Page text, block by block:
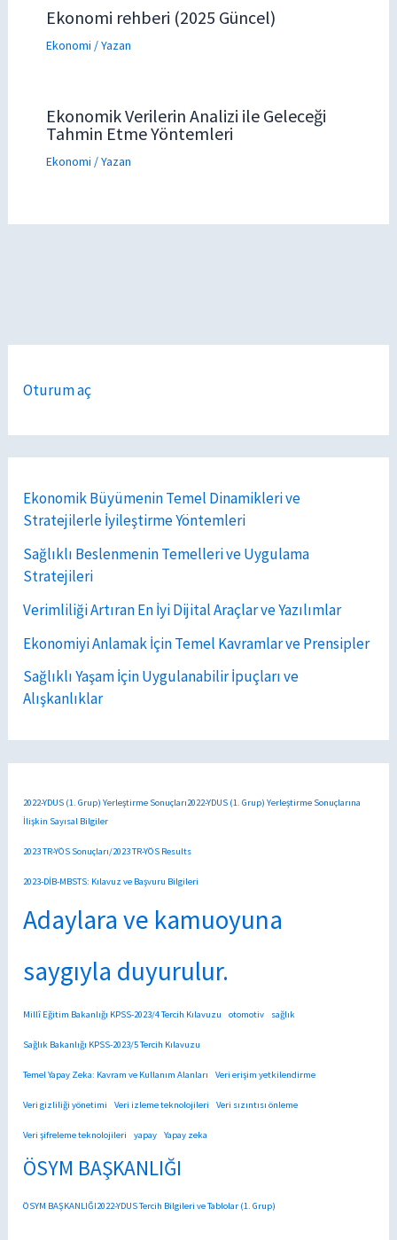
Ekonomi rehberi (2025 Güncel)
Ekonomi / Yazan
Ekonomik Verilerin Analizi ile Geleceği
Tahmin Etme Yöntemleri
Ekonomi / Yazan
Oturum aç
Ekonomik Büyümenin Temel Dinamikleri ve
Stratejilerle İyileştirme Yöntemleri
Sağlıklı Beslenmenin Temelleri ve Uygulama
Stratejileri
Verimliliği Artıran En İyi Dijital Araçlar ve Yazılımlar
Ekonomiyi Anlamak İçin Temel Kavramlar ve Prensipler
Sağlıklı Yaşam İçin Uygulanabilir İpuçları ve
Alışkanlıklar
2022-YDUS (1. Grup) Yerleştirme Sonuçları2022-YDUS (1. Grup) Yerleştirme Sonuçlarına
İlişkin Sayısal Bilgiler
2023 TR-YÖS Sonuçları/2023 TR-YÖS Results
2023-DİB-MBSTS: Kılavuz ve Başvuru Bilgileri
Adaylara ve kamuoyuna
saygıyla duyurulur.
Millî Eğitim Bakanlığı KPSS-2023/4 Tercih Kılavuzu otomotiv sağlık
Sağlık Bakanlığı KPSS-2023/5 Tercih Kılavuzu
Temel Yapay Zeka: Kavram ve Kullanım Alanları Veri erişim yetkilendirme
Veri gizliliği yönetimi Veri izleme teknolojileri Veri sızıntısı önleme
Veri şifreleme teknolojileri yapay Yapay zeka
ÖSYM BAŞKANLIĞI
ÖSYM BAŞKANLIĞI2022-YDUS Tercih Bilgileri ve Tablolar (1. Grup)